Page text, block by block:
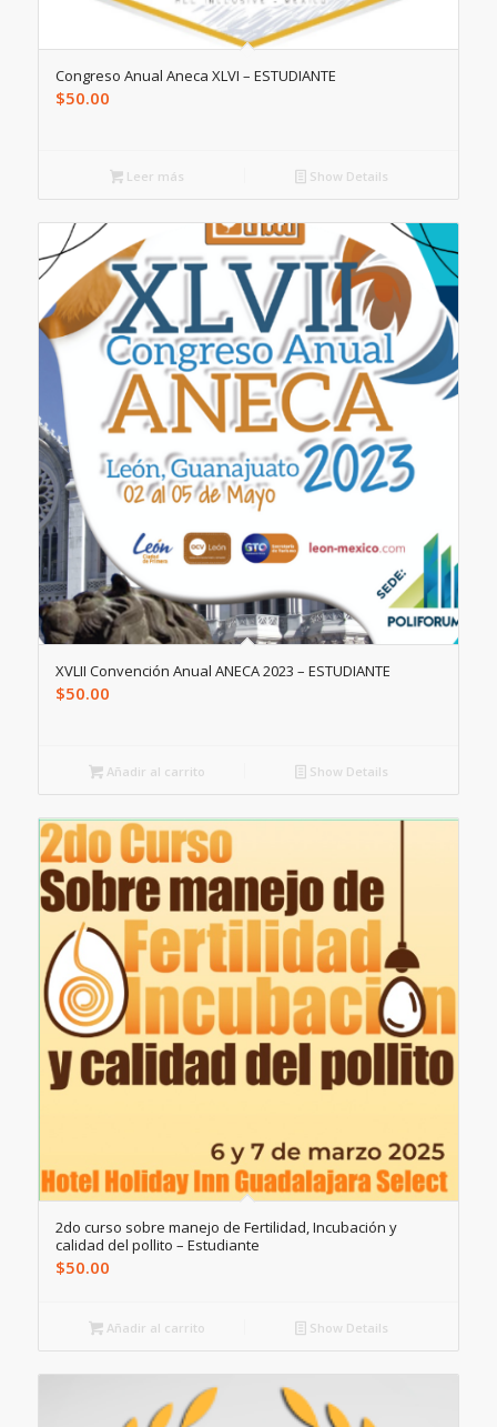
Congreso Anual Aneca XLVI – ESTUDIANTE
$50.00
Leer más Show Details
XVLII Convención Anual ANECA 2023 – ESTUDIANTE
$50.00
Añadir al carrito Show Details
2do curso sobre manejo de Fertilidad, Incubación y
calidad del pollito – Estudiante
$50.00
Añadir al carrito Show Details